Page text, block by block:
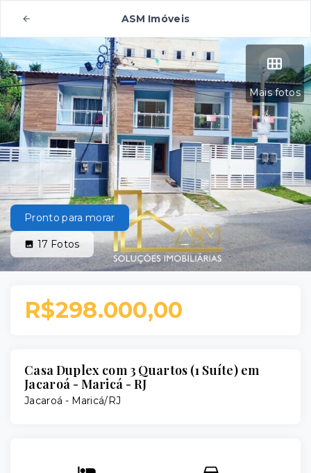
ASM Imóveis
Mais fotos
Pronto para morar
17 Fotos
R$298.000,00
Casa Duplex com 3 Quartos (1 Suíte) em
Jacaroá - Maricá - RJ
Jacaroá - Maricá/RJ